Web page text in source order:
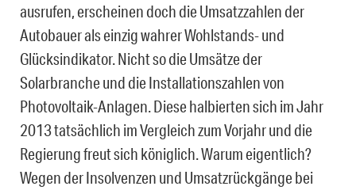
ausrufen, erscheinen doch die Umsatzzahlen der
Autobauer als einzig wahrer Wohlstands- und
Glücksindikator. Nicht so die Umsätze der
Solarbranche und die Installationszahlen von
Photovoltaik-Anlagen. Diese halbierten sich im Jahr
2013 tatsächlich im Vergleich zum Vorjahr und die
Regierung freut sich königlich. Warum eigentlich?
Wegen der Insolvenzen und Umsatzrückgänge bei